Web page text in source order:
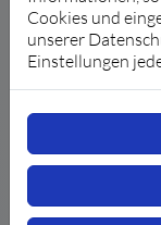
einen
System.
leichter
Cookies und
unserer
Einstellungen